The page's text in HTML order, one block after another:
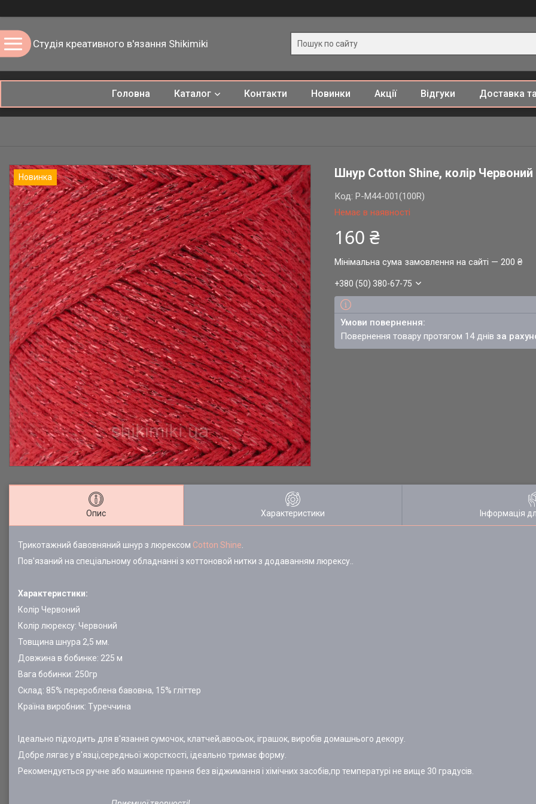
Студія креативного в'язання Shikimiki
Головна Каталог Контакти Новинки Акції Відгуки Доставка
Новинка Шнур Cotton Shine, колір Червоний
Немає в наявності
Код:P-M44-001(100R)
160 ₴
Мінімальна сума замовлення на сайті — 200 ₴
+380 (50) 380-67-75
повернення товару протягом 14 днівза
Опис Характеристики Інформація
Трикотажний бавовняний шнур з люрексом Cotton Shine
Пов'язаний на спеціальному обладнанні з коттоновой нитки з додаванням люрексу..
Характеристики:
Колір Червоний
Колір люрексу: Червоний
Товщина шнура 2,5 мм.
Довжина в бобинке: 225 м
Вага бобинки: 250гр
Склад: 85% перероблена бавовна, 15% гліттер
Країна виробник: Туреччина
Ідеально підходить для в'язання сумочок, клатчей,авосьок, іграшок, виробів домашнього декору.
Добре лягає у в'язці,середньої жорсткості, ідеально тримає форму.
Рекомендується ручне або машинне прання без віджимання і хімічних засобів,пр температурі не вище 30 градусів.